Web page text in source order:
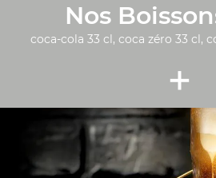
Nos
coca-cola 33 cl, coca zéro 33 cl,
+